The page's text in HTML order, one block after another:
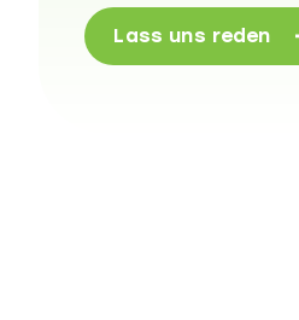
Lass uns reden